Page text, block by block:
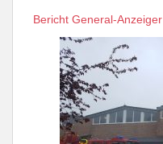
Bericht General-Anzeiger